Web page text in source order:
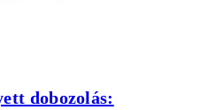
dobozolás: